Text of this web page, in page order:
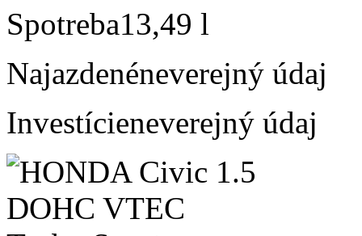
Spotreba13,49 l
Najazdenéneverejný údaj
Investícieneverejný údaj